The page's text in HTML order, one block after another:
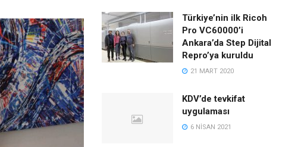
Türkiye’nin ilk Ricoh
Pro VC60000’i
Ankara’da Step Dijital
Repro’ya kuruldu
21 MART 2020
KDV’de tevkifat
uygulaması
6 NISAN 2021